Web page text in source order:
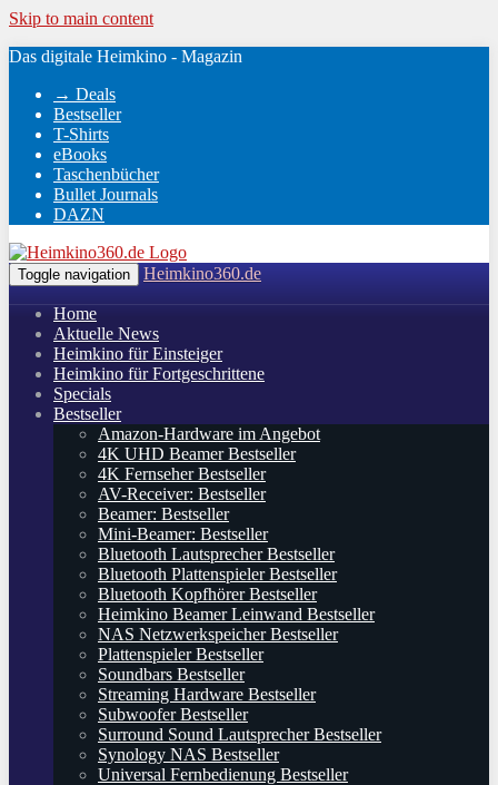
Skip to main content
Das digitale Heimkino - Magazin
→ Deals
Bestseller
T-Shirts
eBooks
Taschenbücher
Bullet Journals
DAZN
Toggle navigation Heimkino360.de
Home
Aktuelle News
Heimkino für Einsteiger
Heimkino für Fortgeschrittene
Specials
Bestseller
Amazon-Hardware im Angebot
4K UHD Beamer Bestseller
4K Fernseher Bestseller
AV-Receiver: Bestseller
Beamer: Bestseller
Mini-Beamer: Bestseller
Bluetooth Lautsprecher Bestseller
Bluetooth Plattenspieler Bestseller
Bluetooth Kopfhörer Bestseller
Heimkino Beamer Leinwand Bestseller
NAS Netzwerkspeicher Bestseller
Plattenspieler Bestseller
Soundbars Bestseller
Streaming Hardware Bestseller
Subwoofer Bestseller
Surround Sound Lautsprecher Bestseller
Synology NAS Bestseller
Universal Fernbedienung Bestseller